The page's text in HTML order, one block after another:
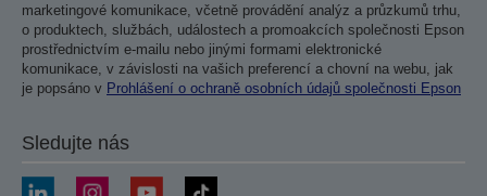
marketingové komunikace, včetně provádění analýz a průzkumů trhu,
o produktech, službách, událostech a promoakcích společnosti Epson
prostřednictvím e-mailu nebo jinými formami elektronické
komunikace, v závislosti na vašich preferencí a chovní na webu, jak
je popsáno v Prohlášení o ochraně osobních údajů společnosti Epson
Sledujte nás